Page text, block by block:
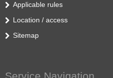
Applicable rules
Location / access
Sitemap
Service Navigation